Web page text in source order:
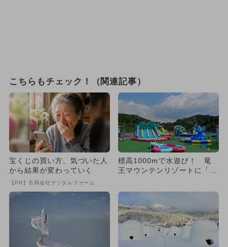
こちらもチェック！（関連記事）
宝くじの買い方、気づいた人
から結果が変わっていく
【PR】合同会社デジタルファーム
標高1000mで水遊び！ 竜
王マウンテンリゾートに「S